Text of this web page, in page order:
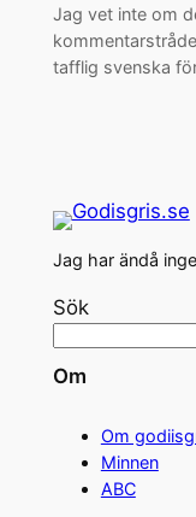
Jag vet inte om
tafflig svenska
Jag har ändå
Sök
Om
Om
Minnen
ABC